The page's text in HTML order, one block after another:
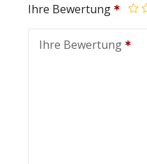
Ihre Bewertung
Ihre Bewertung